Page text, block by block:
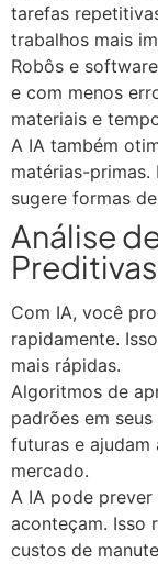
tarefas
trabalhos mais
Robôs e
e com menos
materiais e
A IA também
matérias-primas.
sugere formas
Análise
Preditivas
Com IA, você
rapidamente.
mais rápidas.
Algoritmos de
padrões em
futuras e ajudam
mercado.
A IA pode
aconteçam. Isso
custos de